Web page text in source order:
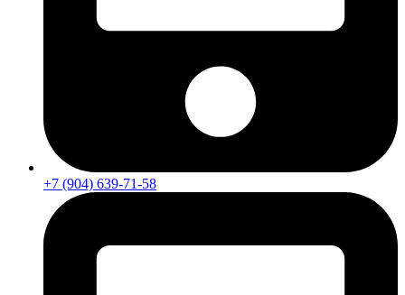
+7 (904) 639-71-58